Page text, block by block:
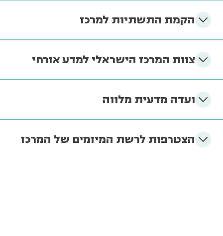
הקמת התשתיות למרכז
צוות המרכז הישראלי למדע אזרחי
ועדה מדעית מלווה
הצטרפות לרשת המיזמים של המרכז